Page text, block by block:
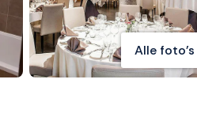
Alle foto's